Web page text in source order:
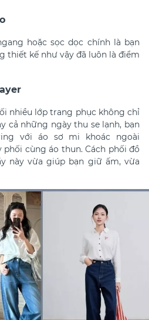
hoặc sọc dọc chính là bạn
thiết kế như vậy đã luôn là điểm
nhiều lớp trang phục không chỉ
cả những ngày thu se lạnh, bạn
với áo sơ mi khoác ngoài
phối cùng áo thun. Cách phối đồ
này vừa giúp bạn giữ ấm, vừa